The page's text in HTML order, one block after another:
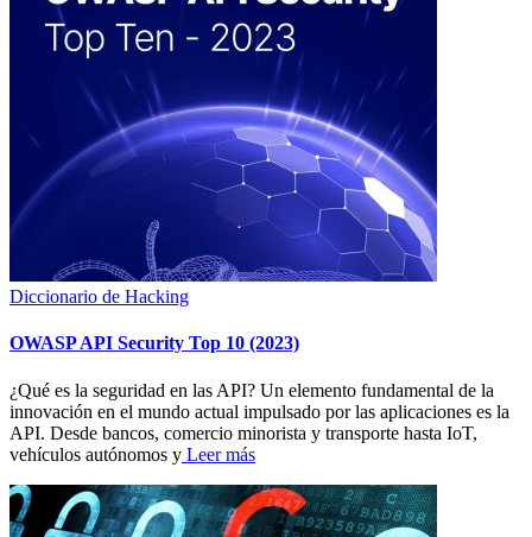
Diccionario de Hacking
OWASP API Security Top 10 (2023)
¿Qué es la seguridad en las API? Un elemento fundamental de la
innovación en el mundo actual impulsado por las aplicaciones es la
API. Desde bancos, comercio minorista y transporte hasta IoT,
vehículos autónomos y Leer más